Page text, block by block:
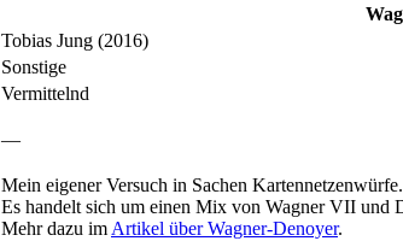
Tobias Jung (2016)
Sonstige
Vermittelnd
—
Mein eigener Versuch in Sachen Kartennetzenwürfe.
Es handelt sich um einen Mix von Wagner VII und
Mehr dazu im Artikel über Wagner-Denoyer.